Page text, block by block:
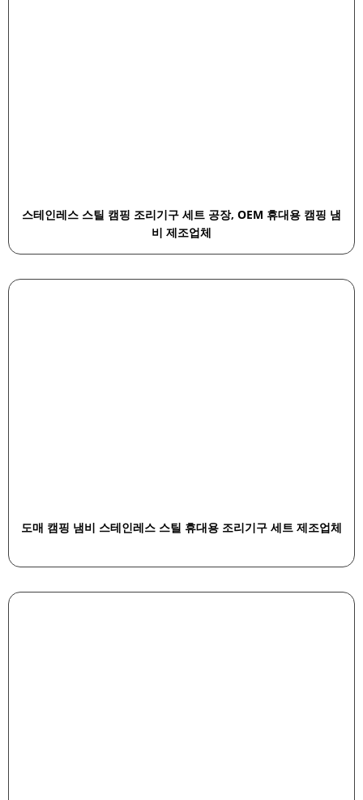
스테인레스 스틸 캠핑 조리기구 세트 공장, OEM 휴대용 캠핑 냄
비 제조업체
도매 캠핑 냄비 스테인레스 스틸 휴대용 조리기구 세트 제조업체